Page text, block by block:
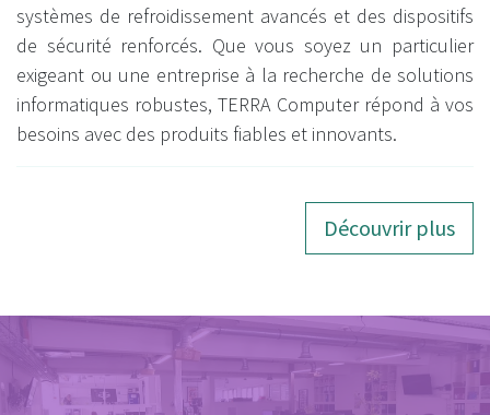
systèmes de refroidissement avancés et des dispositifs
de sécurité renforcés. Que vous soyez un particulier
exigeant ou une entreprise à la recherche de solutions
informatiques robustes, TERRA Computer répond à vos
besoins avec des produits fiables et innovants.
Découvrir plus